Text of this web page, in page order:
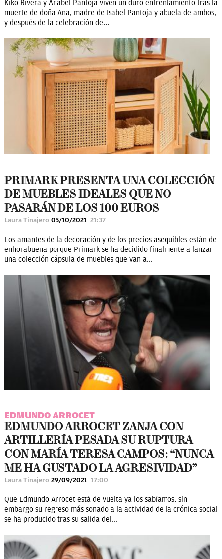
Kiko Rivera y Anabel Pantoja viven un duro enfrentamiento tras la
muerte de doña Ana, madre de Isabel Pantoja y abuela de ambos,
y después de la celebración de...
PRIMARK PRESENTA UNA COLECCIÓN
DE MUEBLES IDEALES QUE NO
PASARÁN DE LOS 100 EUROS
Laura Tinajero 05/10/2021 21:37
Los amantes de la decoración y de los precios asequibles están de
enhorabuena porque Primark se ha decidido finalmente a lanzar
una colección cápsula de muebles que van a...
EDMUNDO ARROCET
EDMUNDO ARROCET ZANJA CON
ARTILLERÍA PESADA SU RUPTURA
CON MARÍA TERESA CAMPOS: “NUNCA
ME HA GUSTADO LA AGRESIVIDAD”
Laura Tinajero 29/09/2021 17:00
Que Edmundo Arrocet está de vuelta ya los sabíamos, sin
embargo su regreso más sonado a la actividad de la crónica social
se ha producido tras su salida del...